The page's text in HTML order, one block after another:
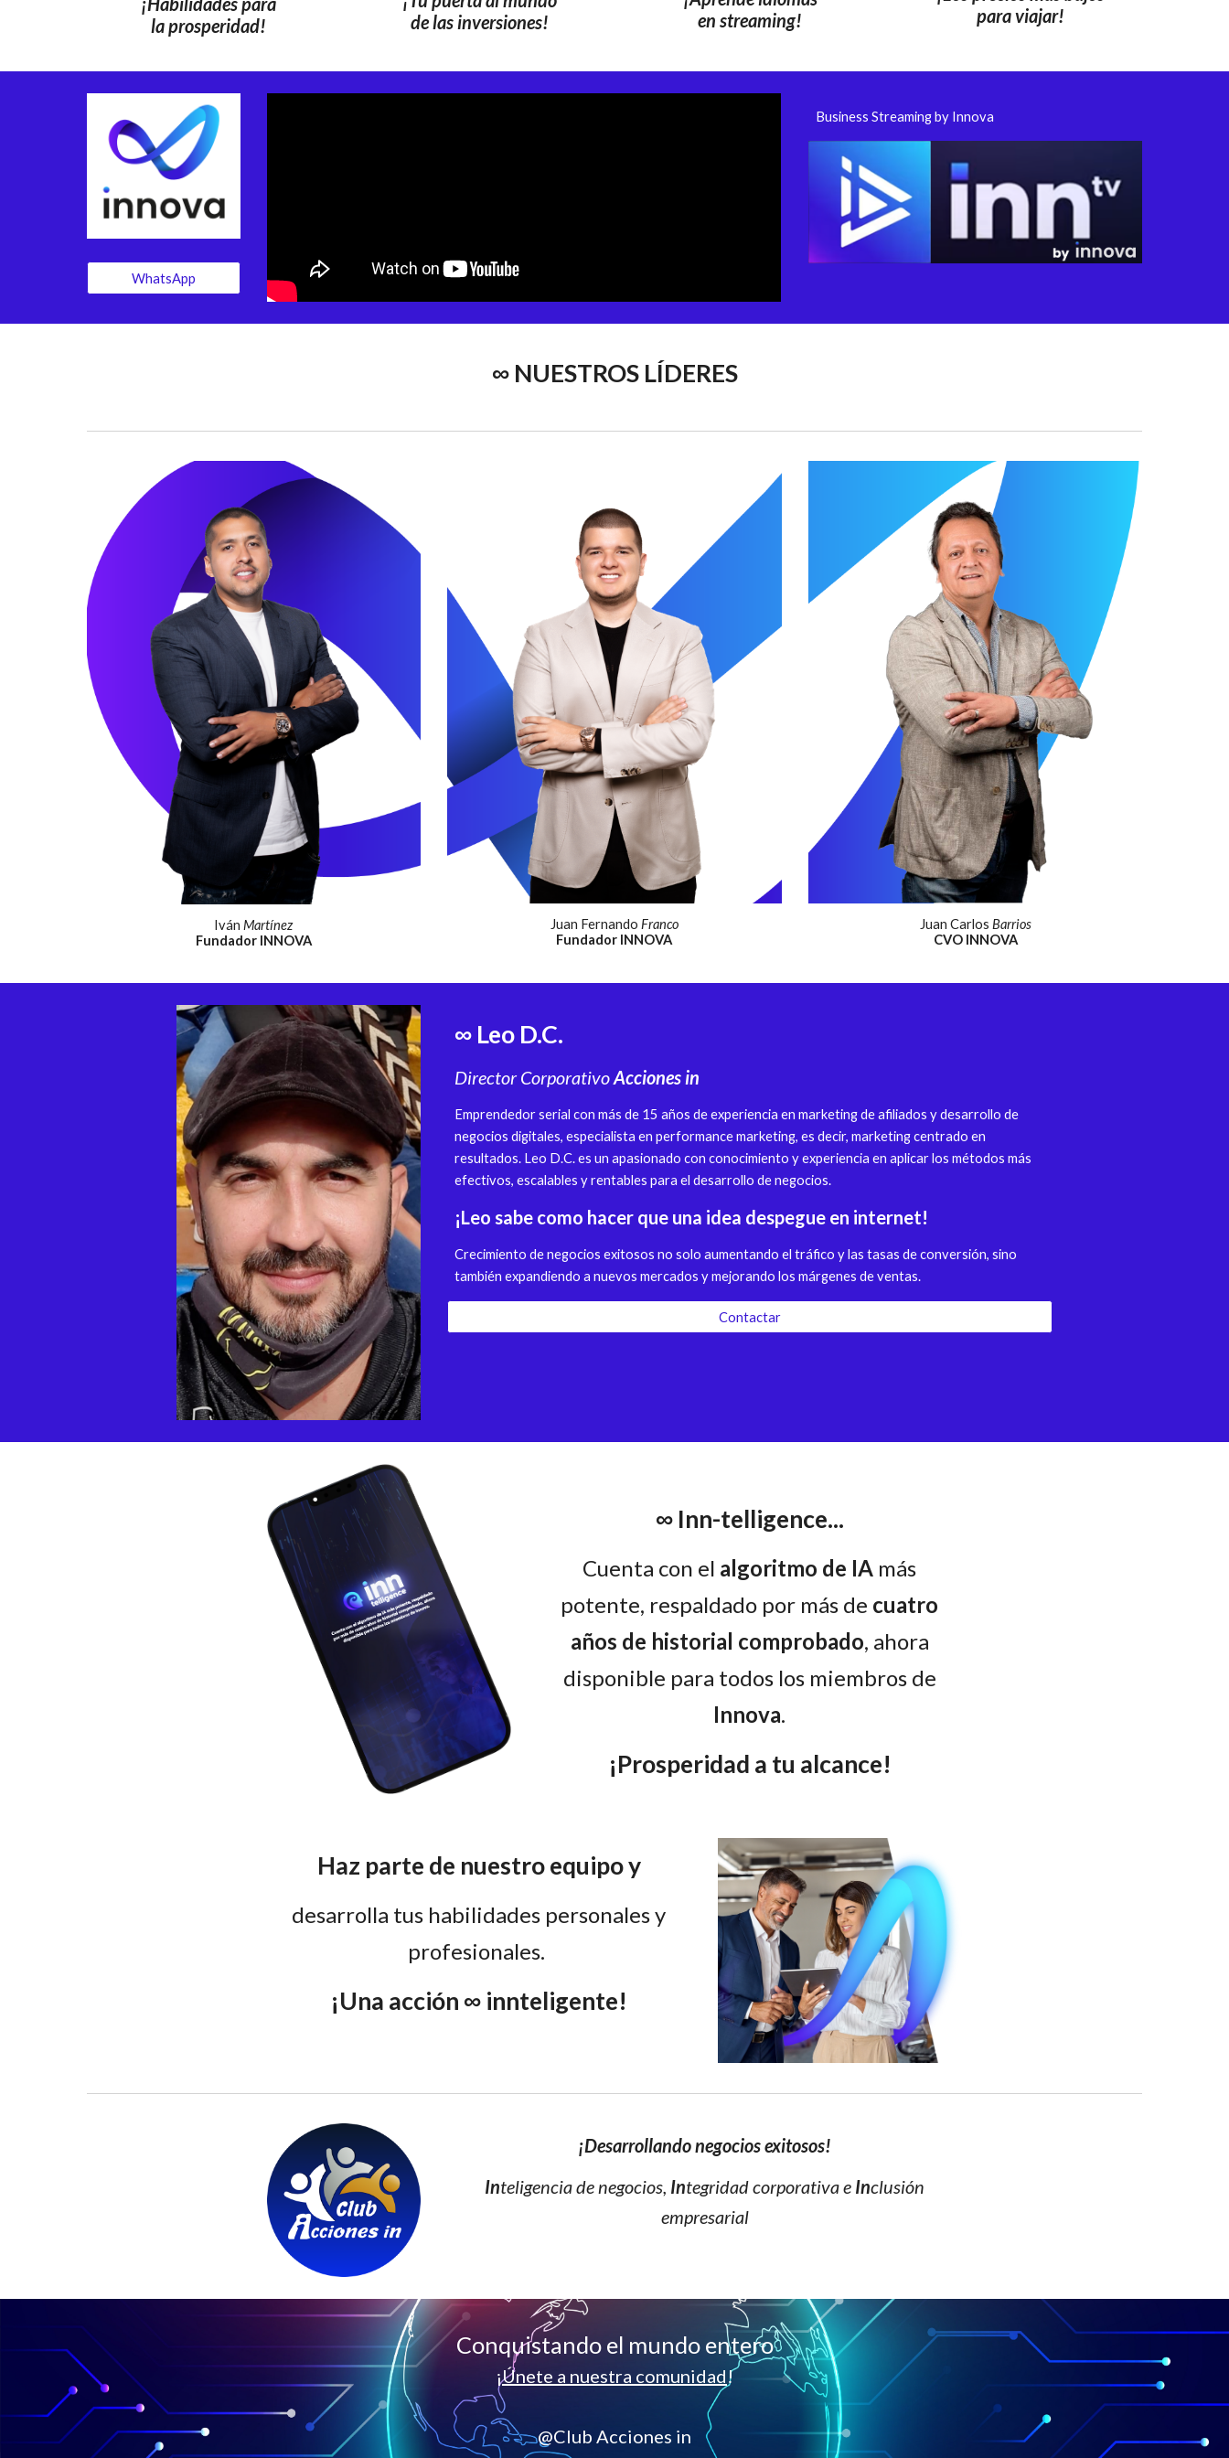
la prosperidad!
de las inversiones!
en streaming!
para viajar!
WhatsApp
Business Streaming by Innova
∞ NUESTROS LÍDERES
IvánMartínez
Fundador INNOVA
Juan Fernando Franco
Fundador INNOVA
Juan Carlos Barrios
CVO INNOVA
∞ Leo D.C.
DirectorCorporativoAcciones in
Emprendedor serial con más de 15 años de experiencia en marketing de afiliados y desarrollo de
negocios digitales, especialista en performance marketing, es decir, marketing centrado en
resultados. Leo D.C. es un apasionado con conocimiento y experiencia en aplicar los métodos más
efectivos, escalables y rentables para el desarrollo de negocios.
¡Leosabe como hacer que una idea despegue en internet!
Crecimiento de negocios exitosos no solo aumentando el tráfico y las tasas de conversión, sino
también expandiendo a nuevos mercados y mejorando los márgenes de ventas.
Contactar
∞ Inn-telligence...
Cuenta con el algoritmo de IA más
potente, respaldado por más de cuatro
años de historial comprobado, ahora
disponible para todos los miembros de
Innova.
¡Prosperidad a tu alcance!
Haz parte de nuestro equipo y
desarrolla tus habilidades personales y
profesionales.
¡Una acción ∞ innteligente!
¡Desarrollando negocios exitosos!
Inteligencia de negocios, Integridad corporativa e Inclusión
empresarial
Conquistando el mundo entero
¡Únete a nuestra comunidad!
@Club Acciones in